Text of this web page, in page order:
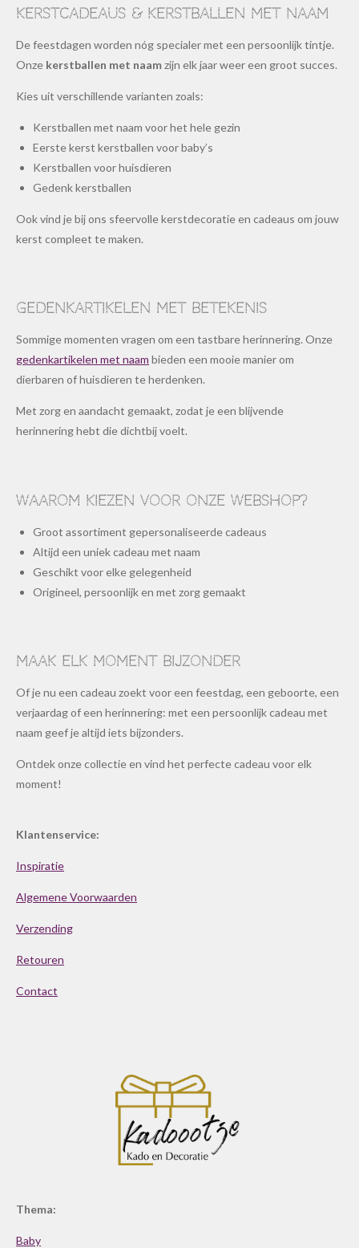
Kerstcadeaus & kerstballen met naam
De feestdagen worden nóg specialer met een persoonlijk tintje.
Onze kerstballen met naamzijn elk jaar weer een groot succes.
Kies uit verschillende varianten zoals:
Kerstballen met naam voor het hele gezin
Eerste kerst kerstballen voor baby’s
Kerstballen voor huisdieren
Gedenk kerstballen
Ook vind je bij ons sfeervolle kerstdecoratie en cadeaus om jouw
kerst compleet te maken.
Gedenkartikelen met betekenis
Sommige momenten vragen om een tastbare herinnering. Onze
gedenkartikelen met naam bieden een mooie manier om
dierbaren of huisdieren te herdenken.
Met zorg en aandacht gemaakt, zodat je een blijvende
herinnering hebt die dichtbij voelt.
Waarom kiezen voor onze webshop?
Groot assortiment gepersonaliseerde cadeaus
Altijd een uniek cadeau met naam
Geschikt voor elke gelegenheid
Origineel, persoonlijk en met zorg gemaakt
Maak elk moment bijzonder
Of je nu een cadeau zoekt voor een feestdag, een geboorte, een
verjaardag of een herinnering: met een persoonlijk cadeau met
naam geef je altijd iets bijzonders.
Ontdek onze collectie en vind het perfecte cadeau voor elk
moment!
Klantenservice:
Inspiratie
Algemene Voorwaarden
Verzending
Retouren
Contact
Thema:
Baby